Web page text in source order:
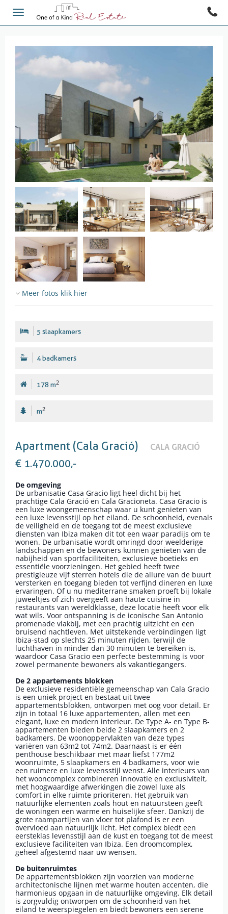
Meer fotos klik hier
5 slaapkamers
4 badkamers
178 m2
m2
Apartment (Cala Gració) CALA GRACIÓ
€ 1.470.000,-
De omgeving
De urbanisatie Casa Gracio ligt heel dicht bij het
prachtige Cala Gració en Cala Gracioneta. Casa Gracio is
een luxe woongemeenschap waar u kunt genieten van
een luxe levensstijl op het eiland. De schoonheid, evenals
de veiligheid en de toegang tot de meest exclusieve
diensten van Ibiza maken dit tot een waar paradijs om te
wonen. De urbanisatie wordt omringd door weelderige
landschappen en de bewoners kunnen genieten van de
nabijheid van sportfaciliteiten, exclusieve boetieks en
essentiële voorzieningen. Het gebied heeft twee
prestigieuze vijf sterren hotels die de allure van de buurt
versterken en toegang bieden tot verfijnd dineren en luxe
ervaringen. Of u nu mediterrane smaken proeft bij lokale
juweeltjes of zich overgeeft aan haute cuisine in
restaurants van wereldklasse, deze locatie heeft voor elk
wat wils. Voor ontspanning is de iconische San Antonio
promenade vlakbij, met een prachtig uitzicht en een
bruisend nachtleven. Met uitstekende verbindingen ligt
Ibiza-stad op slechts 25 minuten rijden, terwijl de
luchthaven in minder dan 30 minuten te bereiken is,
waardoor Casa Gracio een perfecte bestemming is voor
zowel permanente bewoners als vakantiegangers.
De 2 appartements blokken
De exclusieve residentiële gemeenschap van Cala Gracio
is een uniek project en bestaat uit twee
appartementsblokken, ontworpen met oog voor detail. Er
zijn in totaal 16 luxe appartementen, allen met een
elegant, luxe en modern interieur. De Type A- en Type B-
appartementen bieden beide 2 slaapkamers en 2
badkamers. De woonoppervlakten van deze types
variëren van 63m2 tot 74m2. Daarnaast is er één
penthouse beschikbaar met maar liefst 177m2
woonruimte, 5 slaapkamers en 4 badkamers, voor wie
een ruimere en luxe levensstijl wenst. Alle interieurs van
het wooncomplex combineren innovatie en exclusiviteit,
met hoogwaardige afwerkingen die zowel luxe als
comfort in elke ruimte prioriteren. Het gebruik van
natuurlijke elementen zoals hout en natuursteen geeft
de woningen een warme en huiselijke sfeer. Dankzij de
grote raampartijen van vloer tot plafond is er een
overvloed aan natuurlijk licht. Het complex biedt een
eersteklas levensstijl aan de kust en toegang tot de meest
exclusieve faciliteiten van Ibiza. Een droomcomplex,
geheel afgestemd naar uw wensen.
De buitenruimtes
De appartementsblokken zijn voorzien van moderne
architectonische lijnen met warme houten accenten, die
harmonieus opgaan in de natuurlijke omgeving. Elk detail
is zorgvuldig ontworpen om de schoonheid van het
eiland te weerspiegelen en biedt bewoners een serene